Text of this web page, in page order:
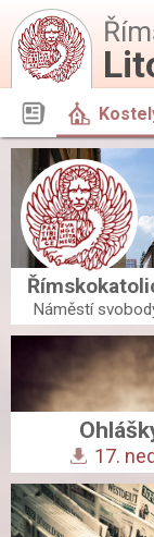
Aktuality
Náměstí
17.